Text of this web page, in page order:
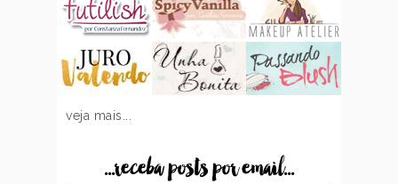
veja mais...
...receba posts por email...